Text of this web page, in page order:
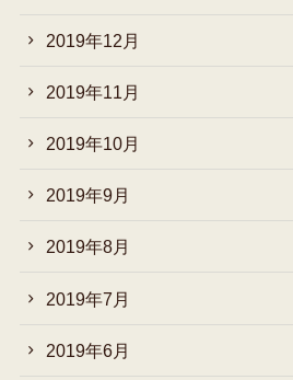
2019年12月
2019年11月
2019年10月
2019年9月
2019年8月
2019年7月
2019年6月